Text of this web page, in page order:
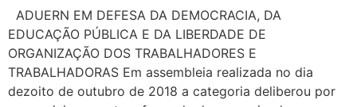
ADUERN EM DEFESA DA DEMOCRACIA, DA
EDUCAÇÃO PÚBLICA E DA LIBERDADE DE
ORGANIZAÇÃO DOS TRABALHADORES E
TRABALHADORAS Em assembleia realizada no dia
dezoito de outubro de 2018 a categoria deliberou por